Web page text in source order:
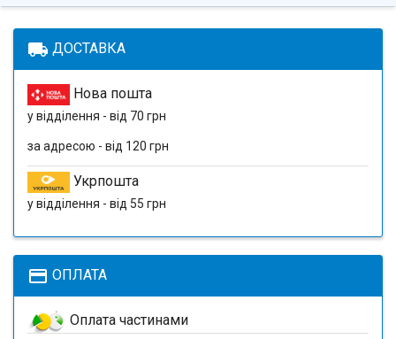
local_shipping ДОСТАВКА
Нова пошта
у відділення - від 70 грн
за адресою - від 120 грн
Укрпошта
у відділення - від 55 грн
payment ОПЛАТА
Оплата частинами